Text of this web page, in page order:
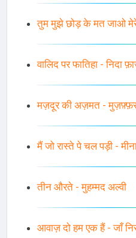
तुम मुझे छोड़ के मत जाओ मेरे
वालिद पर फातिहा - निदा
मज़दूर की अज़मत -
मैं जो रास्ते पे चल पड़ी -
तीन औरते - मुहम्मद अल्वी
आवाज़ दो हम एक हैं - जाँ